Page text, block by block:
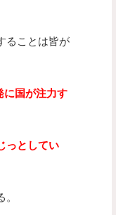
ることは皆が
に国が注力す
っとしてい